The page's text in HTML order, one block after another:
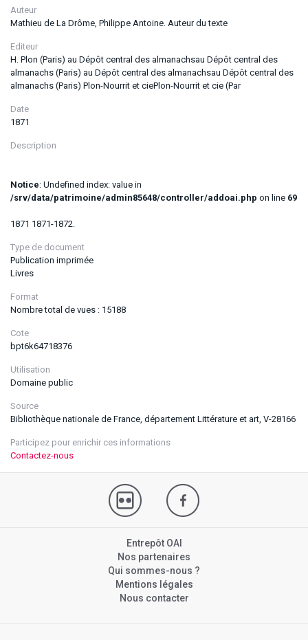
Auteur
Mathieu de La Drôme, Philippe Antoine. Auteur du texte
Editeur
H. Plon (Paris) au Dépôt central des almanachsau Dépôt central des
almanachs (Paris) au Dépôt central des almanachsau Dépôt central des
almanachs (Paris) Plon-Nourrit et ciePlon-Nourrit et cie (Par
Date
1871
Description
Notice: Undefined index: value in
/srv/data/patrimoine/admin85648/controller/addoai.php on line 69
1871 1871-1872.
Type de document
Publication imprimée
Livres
Format
Nombre total de vues : 15188
Cote
bpt6k64718376
Utilisation
Domaine public
Source
Bibliothèque nationale de France, département Littérature et art, V-28166
Participez pour enrichir ces informations
Contactez-nous
Entrepôt OAI
Nos partenaires
Qui sommes-nous ?
Mentions légales
Nous contacter